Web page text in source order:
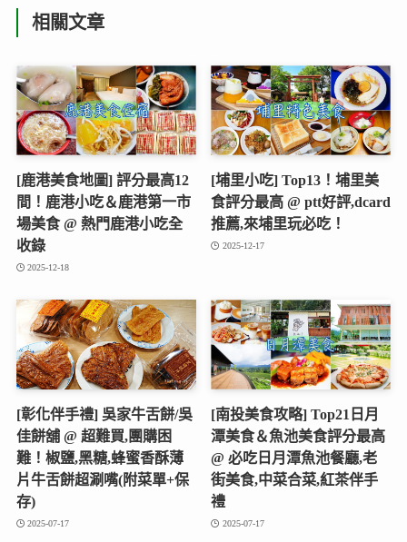
相關文章
[鹿港美食地圖] 評分最高12
間！鹿港小吃＆鹿港第一市
場美食 @ 熱門鹿港小吃全
收錄
2025-12-18
[埔里小吃] Top13！埔里美
食評分最高 @ ptt好評,dcard
推薦,來埔里玩必吃！
2025-12-17
[彰化伴手禮] 吳家牛舌餅/吳
佳餅舖 @ 超難買,團購困
難！椒鹽,黑糖,蜂蜜香酥薄
片牛舌餅超涮嘴(附菜單+保
存)
2025-07-17
[南投美食攻略] Top21日月
潭美食＆魚池美食評分最高
@ 必吃日月潭魚池餐廳,老
街美食,中菜合菜,紅茶伴手
禮
2025-07-17